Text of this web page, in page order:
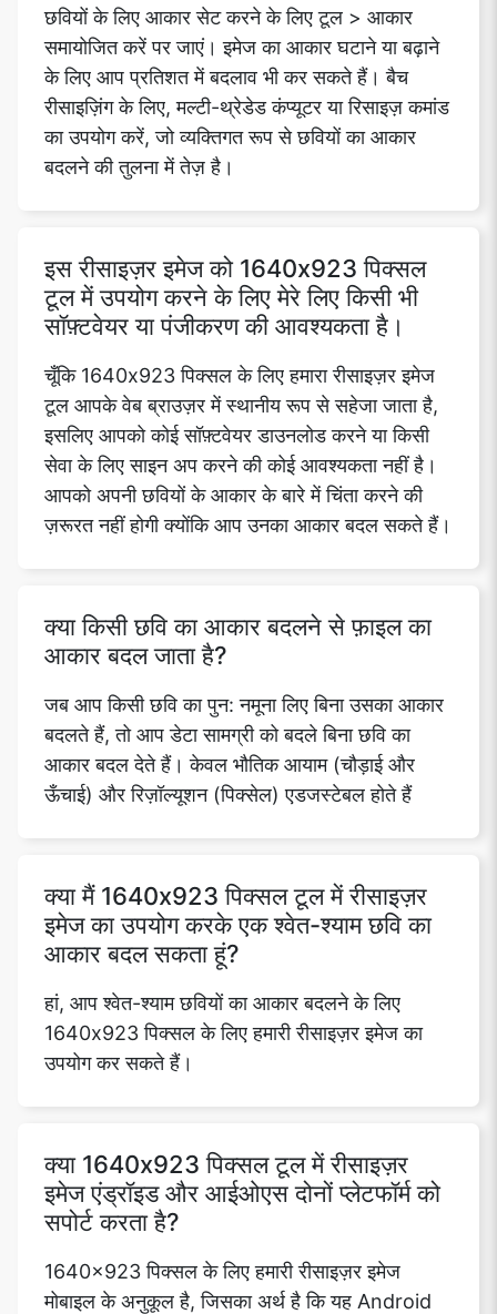
छवियों के लिए आकार सेट करने के लिए टूल > आकार
समायोजित करें पर जाएं। इमेज का आकार घटाने या बढ़ाने
के लिए आप प्रतिशत में बदलाव भी कर सकते हैं। बैच
रीसाइज़िंग के लिए, मल्टी-थ्रेडेड कंप्यूटर या रिसाइज़ कमांड
का उपयोग करें, जो व्यक्तिगत रूप से छवियों का आकार
बदलने की तुलना में तेज़ है।
इस रीसाइज़र इमेज को 1640x923 पिक्सल
टूल में उपयोग करने के लिए मेरे लिए किसी भी
सॉफ़्टवेयर या पंजीकरण की आवश्यकता है।
चूँकि 1640x923 पिक्सल के लिए हमारा रीसाइज़र इमेज
टूल आपके वेब ब्राउज़र में स्थानीय रूप से सहेजा जाता है,
इसलिए आपको कोई सॉफ़्टवेयर डाउनलोड करने या किसी
सेवा के लिए साइन अप करने की कोई आवश्यकता नहीं है।
आपको अपनी छवियों के आकार के बारे में चिंता करने की
ज़रूरत नहीं होगी क्योंकि आप उनका आकार बदल सकते हैं।
क्या किसी छवि का आकार बदलने से फ़ाइल का
आकार बदल जाता है?
जब आप किसी छवि का पुन: नमूना लिए बिना उसका आकार
बदलते हैं, तो आप डेटा सामग्री को बदले बिना छवि का
आकार बदल देते हैं। केवल भौतिक आयाम (चौड़ाई और
ऊँचाई) और रिज़ॉल्यूशन (पिक्सेल) एडजस्टेबल होते हैं
क्या मैं 1640x923 पिक्सल टूल में रीसाइज़र
इमेज का उपयोग करके एक श्वेत-श्याम छवि का
आकार बदल सकता हूं?
हां, आप श्वेत-श्याम छवियों का आकार बदलने के लिए
1640x923 पिक्सल के लिए हमारी रीसाइज़र इमेज का
उपयोग कर सकते हैं।
क्या 1640x923 पिक्सल टूल में रीसाइज़र
इमेज एंड्रॉइड और आईओएस दोनों प्लेटफॉर्म को
सपोर्ट करता है?
1640x923 पिक्सल के लिए हमारी रीसाइज़र इमेज
मोबाइल के अनुकूल है, जिसका अर्थ है कि यह Android